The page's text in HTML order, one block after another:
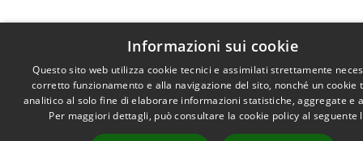
Informazioni sui cookie
Questo sito web utilizza cookie tecnici e assimilati strettamente
corretto funzionamento e alla navigazione del sito, nonché un cookie
analitico al solo fine di elaborare informazioni statistiche, aggregate e
Per maggiori dettagli, può consultare la cookie policy al seguente